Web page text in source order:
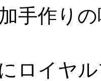
手作り
ロイヤ